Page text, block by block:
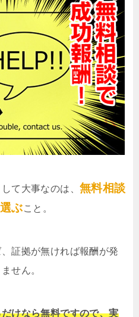
て大事なのは、 無料相談
ぶこと。
証拠が無ければ報酬が発
せん。
けなら無料ですので、実